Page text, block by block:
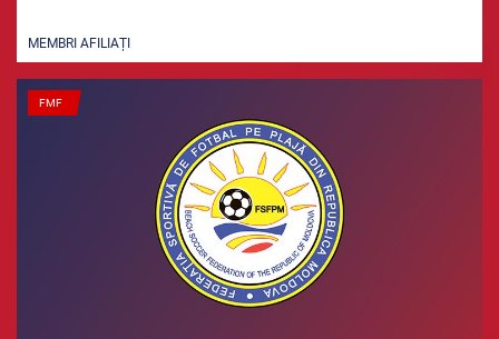
MEMBRI AFILIAȚI
FMF